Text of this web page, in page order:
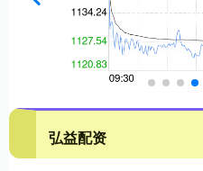
弘益配资